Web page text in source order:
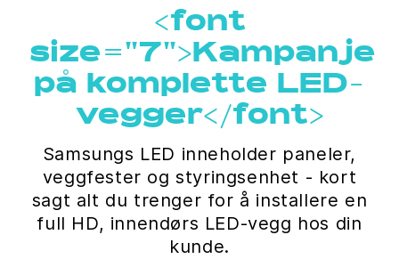
<font
size="7">Kampanje
på komplette LED-
vegger</font>
Samsungs LED inneholder paneler,
veggfester og styringsenhet - kort
sagt alt du trenger for å installere en
full HD, innendørs LED-vegg hos din
kunde.